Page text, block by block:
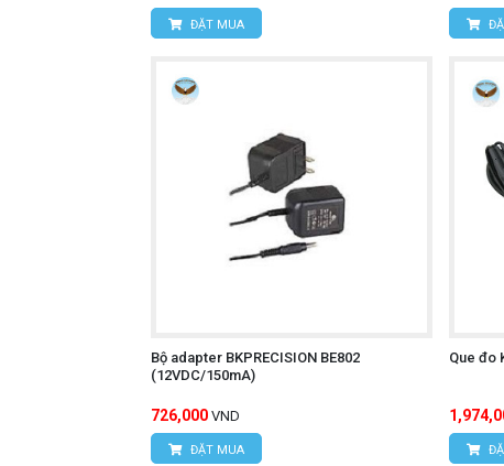
Địa chỉ: D7/6B đường Dương Đình
Hotline: 0934.616.395
Website:www.hungnguyentech.vn
Tham khảo thêm:Máy đo nội trở ắc
ĐẶT MUA
Bộ adapter BKPRECISION BE802
(12VDC/150mA)
726,000 VND
ĐẶT MUA
Que đo